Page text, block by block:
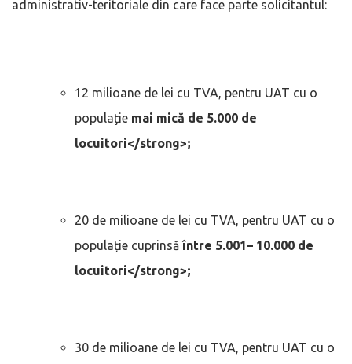
administrativ-teritoriale din care face parte solicitantul:
12 milioane de lei cu TVA, pentru UAT cu o
populație mai mică de 5.000 de
locuitori</strong>;
20 de milioane de lei cu TVA, pentru UAT cu o
populație cuprinsă între 5.001– 10.000 de
locuitori</strong>;
30 de milioane de lei cu TVA, pentru UAT cu o